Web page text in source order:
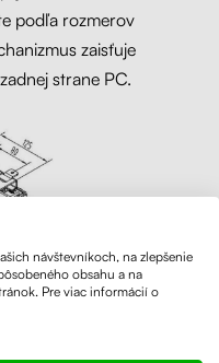
podľa rozmerov
zaisťuje
strane PC.
návštevníkoch, na zlepšenie
obsahu a na
Pre viac informácií o